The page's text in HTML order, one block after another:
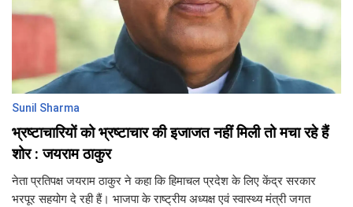
Sunil Sharma
भ्रष्टाचारियों को भ्रष्टाचार की इजाजत नहीं मिली तो मचा रहे हैं
शोर : जयराम ठाकुर
नेता प्रतिपक्ष जयराम ठाकुर ने कहा कि हिमाचल प्रदेश के लिए केंद्र सरकार
भरपूर सहयोग दे रही हैं। भाजपा के राष्ट्रीय अध्यक्ष एवं स्वास्थ्य मंत्री जगत